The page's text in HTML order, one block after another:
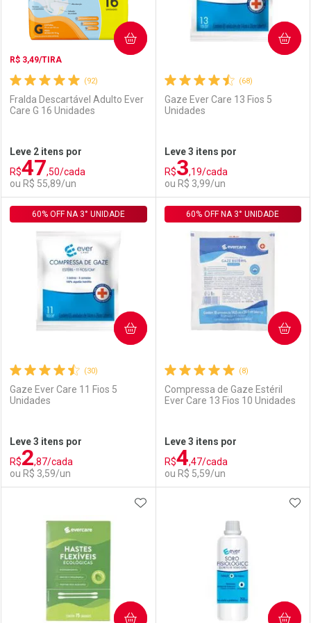
Comprar sem Desconto
Por R$ 2,87/cada
Comprar sem Desconto
Por R$ 2,87/cada
Comprar sem Desconto
Por R$ 79,11/cada
Comprar sem Desconto
Por R$ 79,11/cada
(92)
R$ 3,49/TIRA
Fralda Descartável Adulto Ever
Care G 16 Unidades
Leve 2 itens por
R$47,50/cada
ou R$ 55,89/un
COMPRAR
FECHAR
Laboratório
Comprar sem Desconto
Por R$ 55,89/cada
FECHAR
Por Menos
Comprar sem Desconto
Por R$ 55,89/cada
(68)
Gaze Ever Care 13 Fios 5
Unidades
Leve 3 itens por
R$3,19/cada
ou R$ 3,99/un
COMPRAR
Laboratório
Comprar sem Desconto
Por R$ 3,99/cada
Por Menos
Comprar sem Desconto
Por R$ 3,99/cada
(30)
Gaze Ever Care 11 Fios 5
Unidades
60% OFF NA 3° UNIDADE
Leve 3 itens por
R$2,87/cada
ou R$ 3,59/un
COMPRAR
Laboratório
Por Menos
(8)
Compressa de Gaze Estéril
Ever Care 13 Fios 10 Unidades
60% OFF NA 3° UNIDADE
Leve 3 itens por
R$4,47/cada
ou R$ 5,59/un
COMPRAR
Laboratório
Por Menos
ADICIONAR AOS FAVORITOS
COMPRAR COMPRAR